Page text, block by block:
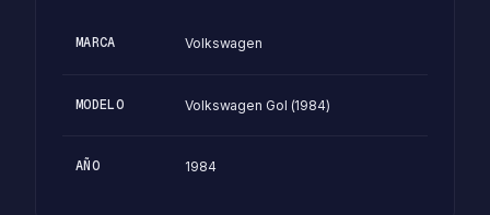
MARCA Volkswagen
MODELO Volkswagen Gol (1984)
AÑO 1984